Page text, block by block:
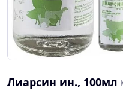
Лиарсин ин., 100мл